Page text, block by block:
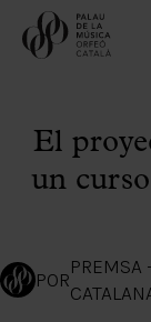
El
un
POR
PREMSA